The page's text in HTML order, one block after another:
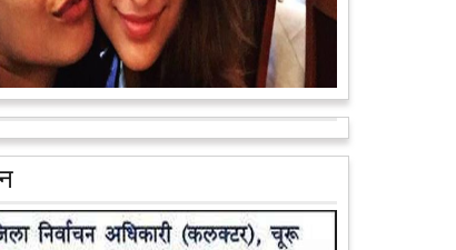
के विरोध में राजा भैया बोले, प्रमोशन का आधार गुणवत्ता
हो, जाति नहीं
के कुंडा से बाहुबली विधायक रघुराज प्रताप सिंह उर्फ
भैया ने शुक्रवार को लखनऊ में प्रेस कांफ्रेंस कर नई
पार्टी बनाने की आधिकारिक... आगे पढ़ें